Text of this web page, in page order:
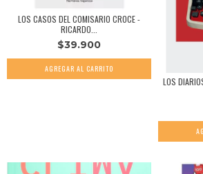
LOS CASOS DEL COMISARIO CROCE -
RICARDO...
$39.900
LOS